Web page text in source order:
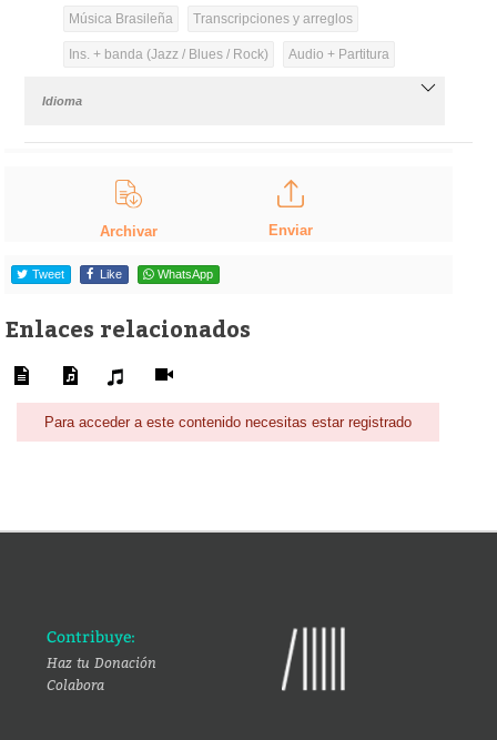
Música Brasileña Transcripciones y arreglos
Ins. + banda (Jazz / Blues / Rock) Audio + Partitura
Idioma
Archivar Enviar
Tweet Like WhatsApp
Enlaces relacionados
Para acceder a este contenido necesitas estar registrado
Contribuye:
Haz tu Donación
Colabora